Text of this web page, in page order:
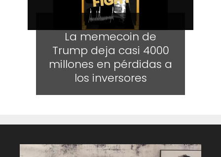
La memecoin de
Trump deja casi 4000
millones en pérdidas a
los inversores